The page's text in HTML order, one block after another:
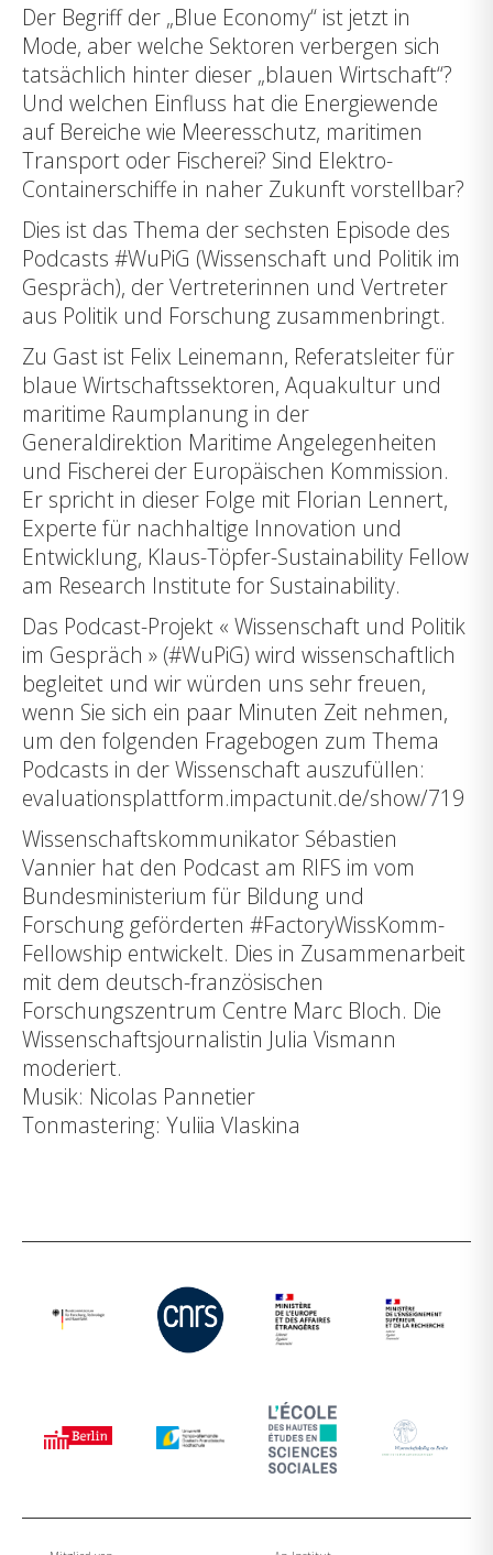
Der Begriff der „Blue Economy“ ist jetzt in
Mode, aber welche Sektoren verbergen sich
tatsächlich hinter dieser „blauen Wirtschaft“?
Und welchen Einfluss hat die Energiewende
auf Bereiche wie Meeresschutz, maritimen
Transport oder Fischerei? Sind Elektro-
Containerschiffe in naher Zukunft vorstellbar?
Dies ist das Thema der sechsten Episode des
Podcasts #WuPiG (Wissenschaft und Politik im
Gespräch), der Vertreterinnen und Vertreter
aus Politik und Forschung zusammenbringt.
Zu Gast ist Felix Leinemann, Referatsleiter für
blaue Wirtschaftssektoren, Aquakultur und
maritime Raumplanung in der
Generaldirektion Maritime Angelegenheiten
und Fischerei der Europäischen Kommission.
Er spricht in dieser Folge mit Florian Lennert,
Experte für nachhaltige Innovation und
Entwicklung, Klaus-Töpfer-Sustainability Fellow
am Research Institute for Sustainability.
Das Podcast-Projekt « Wissenschaft und Politik
im Gespräch » (#WuPiG) wird wissenschaftlich
begleitet und wir würden uns sehr freuen,
wenn Sie sich ein paar Minuten Zeit nehmen,
um den folgenden Fragebogen zum Thema
Podcasts in der Wissenschaft auszufüllen:
evaluationsplattform.impactunit.de/show/719
Wissenschaftskommunikator Sébastien
Vannier hat den Podcast am RIFS im vom
Bundesministerium für Bildung und
Forschung geförderten #FactoryWissKomm-
Fellowship entwickelt. Dies in Zusammenarbeit
mit dem deutsch-französischen
Forschungszentrum Centre Marc Bloch. Die
Wissenschaftsjournalistin Julia Vismann
moderiert.
Musik: Nicolas Pannetier
Tonmastering: Yuliia Vlaskina